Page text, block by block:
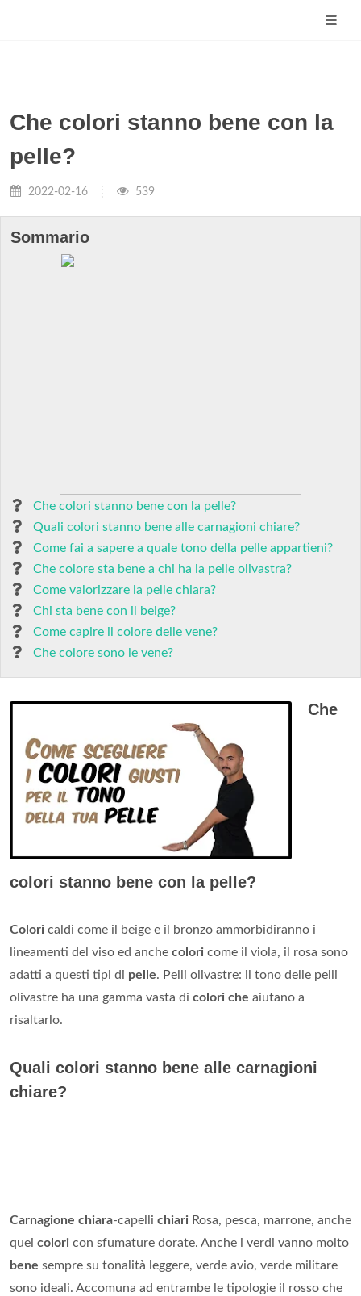
Che colori stanno bene con la
pelle?
2022-02-16 539
Sommario
Che colori stanno bene con la pelle?
Quali colori stanno bene alle carnagioni chiare?
Come fai a sapere a quale tono della pelle appartieni?
Che colore sta bene a chi ha la pelle olivastra?
Come valorizzare la pelle chiara?
Chi sta bene con il beige?
Come capire il colore delle vene?
Che colore sono le vene?
Che
colori stanno bene con la pelle?
Colori caldi come il beige e il bronzo ammorbidiranno i
lineamenti del viso ed anche colori come il viola, il rosa sono
adatti a questi tipi di pelle. Pelli olivastre: il tono delle pelli
olivastre ha una gamma vasta di colori che aiutano a
risaltarlo.
Quali colori stanno bene alle carnagioni
chiare?
Carnagione chiara-capelli chiari Rosa, pesca, marrone, anche
quei colori con sfumature dorate. Anche i verdi vanno molto
bene sempre su tonalità leggere, verde avio, verde militare
sono ideali. Accomuna ad entrambe le tipologie il rosso che